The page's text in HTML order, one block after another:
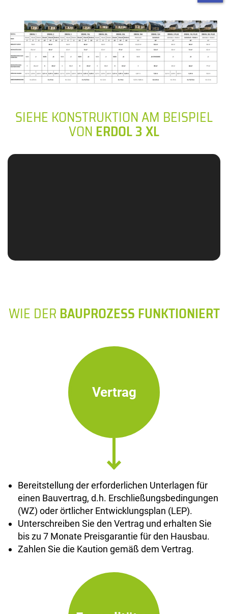
SIEHE KONSTRUKTION AM BEISPIEL
VONERDOL 3 XL
WIE DERBAUPROZESS FUNKTIONIERT
Vertrag
Bereitstellung der erforderlichen Unterlagen für
einen Bauvertrag, d.h. Erschließungsbedingungen
(WZ) oder örtlicher Entwicklungsplan (LEP).
Unterschreiben Sie den Vertrag und erhalten Sie
bis zu 7 Monate Preisgarantie für den Hausbau.
Zahlen Sie die Kaution gemäß dem Vertrag.